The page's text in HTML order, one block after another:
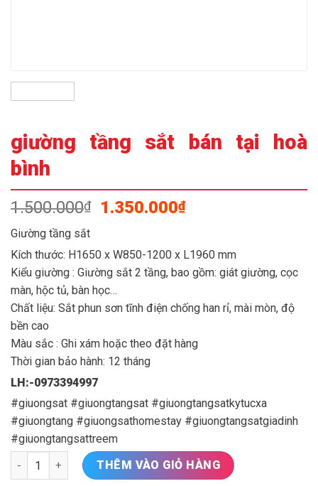
giường tầng sắt bán tại hoà
bình
1.500.000₫
Giá
1.500.000₫.
1.350.000₫Giá
là:
1.350.000₫.
Giường tầng sắt
Kích thước: H1650 x W850-1200 x L1960 mm
Kiểu giường : Giường sắt 2 tầng, bao gồm: giát giường, cọc
màn, hộc tủ, bàn học…
Chất liệu: Sắt phun sơn tĩnh điện chống han rỉ, mài mòn, độ
bền cao
Màu sắc : Ghi xám hoặc theo đặt hàng
Thời gian bảo hành: 12 tháng
LH:-0973394997
#giuongsat #giuongtangsat #giuongtangsatkytucxa
#giuongtang #giuongsathomestay #giuongtangsatgiadinh
#giuongtangsattreem
giường tầng sắt bán tại hoà bình số lượng
THÊM VÀO GIỎ HÀNG